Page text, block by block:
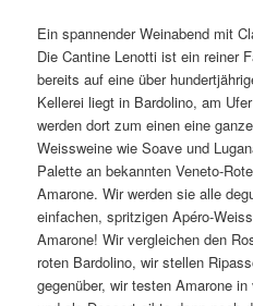
Ein spannender Weinabend mit
Die Cantine Lenotti ist ein reiner
bereits auf eine über
Kellerei liegt in Bardolino, am
werden dort zum einen eine
Weissweine wie Soave und
Palette an bekannten Veneto-
Amarone. Wir werden sie alle
einfachen, spritzigen Apéro-
Amarone! Wir vergleichen den
roten Bardolino, wir stellen
gegenüber, wir testen Amarone